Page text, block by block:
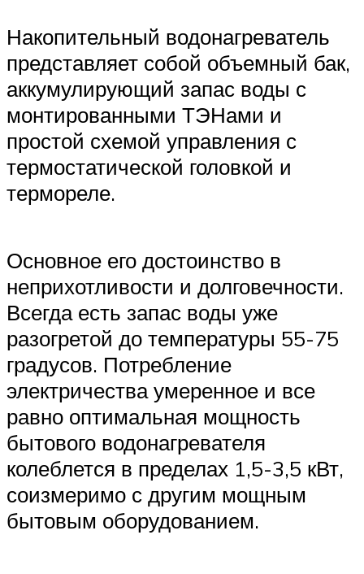
Накопительный водонагреватель
представляет собой объемный бак,
аккумулирующий запас воды с
монтированными ТЭНами и
простой схемой управления с
термостатической головкой и
термореле.
Основное его достоинство в
неприхотливости и долговечности.
Всегда есть запас воды уже
разогретой до температуры 55-75
градусов. Потребление
электричества умеренное и все
равно оптимальная мощность
бытового водонагревателя
колеблется в пределах 1,5-3,5 кВт,
соизмеримо с другим мощным
бытовым оборудованием.